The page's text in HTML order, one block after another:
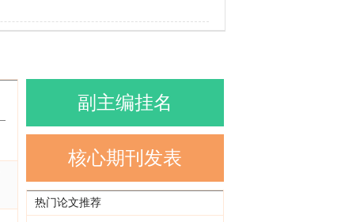
副主编挂名
核心期刊发表
热门论文推荐